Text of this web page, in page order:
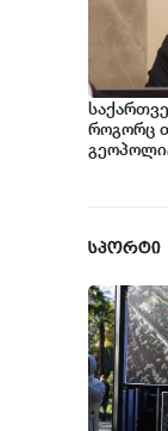
როგორც
სპორტი